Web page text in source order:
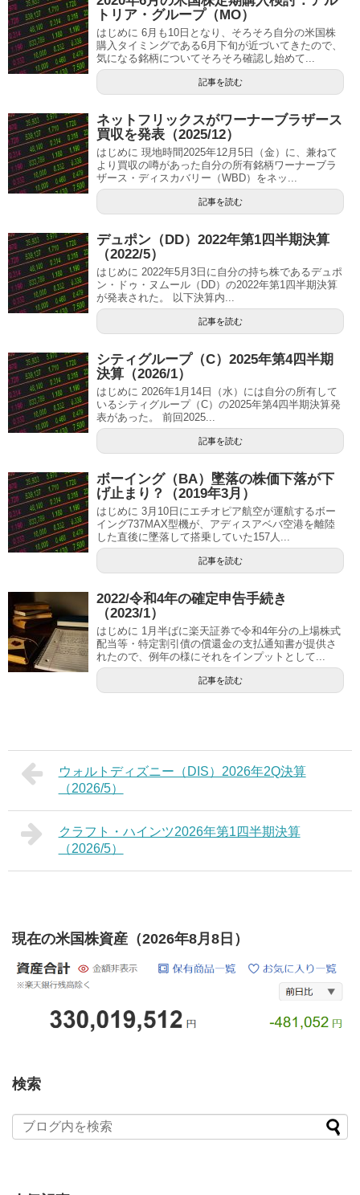
トリア・グループ（MO）
はじめに 6月も10日となり、そろそろ自分の米国株
購入タイミングである6月下旬が近づいてきたので、
気になる銘柄についてそろそろ確認し始めて...
記事を読む
ネットフリックスがワーナーブラザース
買収を発表（2025/12）
はじめに 現地時間2025年12月5日（金）に、兼ねて
より買収の噂があった自分の所有銘柄ワーナーブラ
ザース・ディスカバリー（WBD）をネッ...
記事を読む
デュポン（DD）2022年第1四半期決算
（2022/5）
はじめに 2022年5月3日に自分の持ち株であるデュポ
ン・ドゥ・ヌムール（DD）の2022年第1四半期決算
が発表された。 以下決算内...
記事を読む
シティグループ（C）2025年第4四半期
決算（2026/1）
はじめに 2026年1月14日（水）には自分の所有して
いるシティグループ（C）の2025年第4四半期決算発
表があった。 前回2025...
記事を読む
ボーイング（BA）墜落の株価下落が下
げ止まり？（2019年3月）
はじめに 3月10日にエチオピア航空が運航するボー
イング737MAX型機が、アディスアベバ空港を離陸
した直後に墜落して搭乗していた157人...
記事を読む
2022/令和4年の確定申告手続き
（2023/1）
はじめに 1月半ばに楽天証券で令和4年分の上場株式
配当等・特定割引債の償還金の支払通知書が提供さ
れたので、例年の様にそれをインプットとして...
記事を読む
ウォルトディズニー（DIS）2026年2Q決算
（2026/5）
クラフト・ハインツ2026年第1四半期決算
（2026/5）
現在の米国株資産（2026年8月8日）
検索